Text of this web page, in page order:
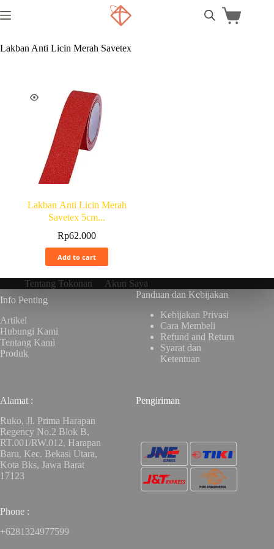
Lakban Anti Licin Merah Savetex
Lakban Anti Licin Merah
Savetex 5cm...
Rp62.000
Add to cart
Tentang Tokonan
Akun Saya
Info Penting
Artikel
Hubungi Kami
Tentang Kami
Produk
Panduan dan Kebijakan
Kebijakan Privasi
Cara Membeli
Refund and Return
Syarat dan
Ketentuan
Alamat :
Ruko, Jl. Prima Harapan
Regency No.2 Blok B,
RT.001/RW.012, Harapan
Baru, Kec. Bekasi Utara,
Kota Bks, Jawa Barat
17123
Phone :
+6281324977599
Pengiriman